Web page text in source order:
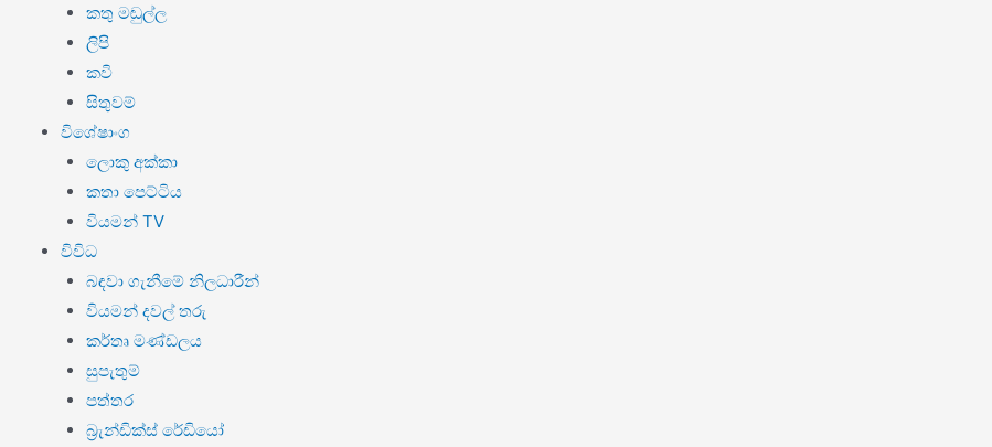
කතු මඬුල්ල
ලිපි
කවි
සිතුවම්
විශේෂාංග
ලොකු අක්කා
කතා පෙට්ටිය
වියමන් TV
විවිධ
බඳවා ගැනීමේ නිලධාරීන්
වියමන් දවල් තරු
කර්තෘ මණ්ඩලය
සුපැතුම්
පත්තර
බ්‍රැන්ඩික්ස් රේඩියෝ